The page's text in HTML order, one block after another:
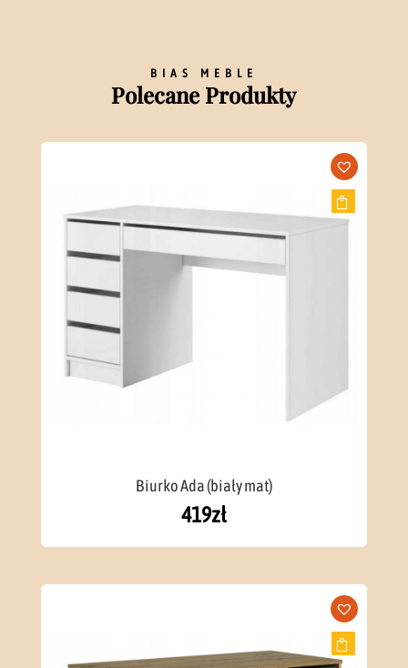
BIAS MEBLE
Polecane Produkty
Biurko Ada (biały mat)
419zł